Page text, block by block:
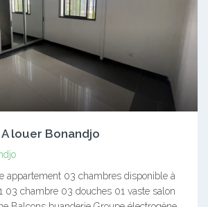
louer Bonandjo
appartement 03 chambres disponible à
03 chambre 03 douches 01 vaste salon